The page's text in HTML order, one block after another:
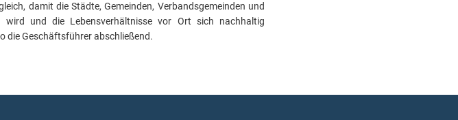
damit die Städte, Gemeinden, Verbandsgemeinden und
wird und die Lebensverhältnisse vor Ort sich nachhaltig
die Geschäftsführer abschließend.